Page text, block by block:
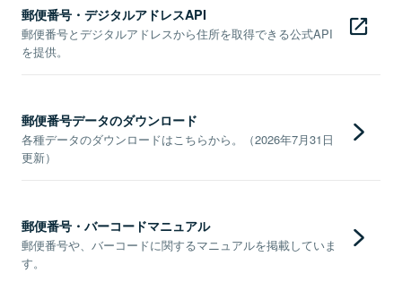
郵便番号・デジタルアドレスAPI
郵便番号とデジタルアドレスから住所を取得できる公式API
を提供。
郵便番号データのダウンロード
各種データのダウンロードはこちらから。（2026年7月31日
更新）
郵便番号・バーコードマニュアル
郵便番号や、バーコードに関するマニュアルを掲載していま
す。